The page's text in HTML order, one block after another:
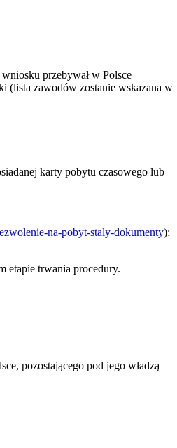
przebywał w Polsce
(lista zawodów zostanie wskazana w
karty pobytu czasowego lub
na-pobyt-staly-dokumenty);
etapie trwania procedury.
pozostającego pod jego władzą